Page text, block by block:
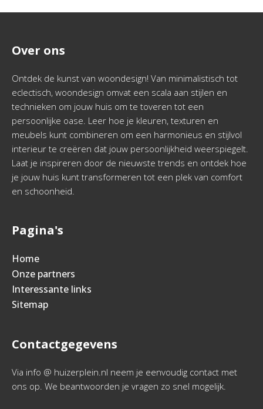
Over ons
Ontdek de kunst van woondesign! Van minimalistisch tot
eclectisch, woondesign omvat een scala aan stijlen en
technieken om jouw huis om te toveren tot een
persoonlijke oase. Leer hoe je kleuren, texturen en
meubels kunt combineren om een harmonieus en stijlvol
interieur te creëren dat jouw persoonlijkheid weerspiegelt.
Laat je inspireren door de nieuwste trends en ontdek hoe
je jouw huis kunt transformeren tot een plek van comfort
en schoonheid.
Pagina's
Home
Onze partners
Interessante links
Sitemap
Contactgegevens
Via info @ huizerplein.nl neem je eenvoudig contact met
ons op. We beantwoorden je vragen zo snel mogelijk.